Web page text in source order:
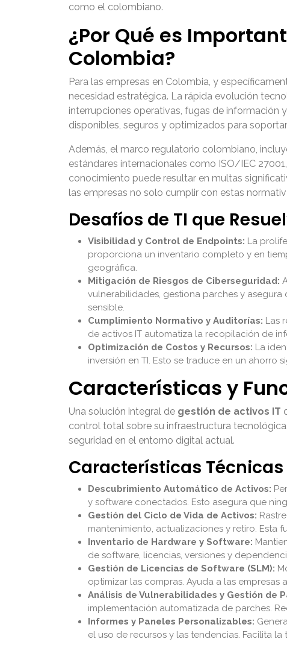
como el colombiano.
¿Por Qué es
Colombia?
Para las empresas en Colombia, y
necesidad estratégica. La rápida evolución
interrupciones operativas, fugas de información
disponibles, seguros y optimizados para
Además, el marco regulatorio colombiano,
estándares internacionales como ISO/IEC
conocimiento puede resultar en multas
las empresas no solo cumplir con estas
Desafíos de TI que
Visibilidad y Control de Endpoints: La
proporciona un inventario completo y en
geográfica.
Mitigación de Riesgos de Ciberseguridad:
vulnerabilidades, gestiona parches y
sensible.
Cumplimiento Normativo y Auditorías: Las
de activos IT automatiza la recopilación de
Optimización de Costos y Recursos: La
inversión en TI. Esto se traduce en un ahorro
Características y
Una solución integral de gestión de activos IT
control total sobre su infraestructura
seguridad en el entorno digital actual.
Características
Descubrimiento Automático de Activos:
y software conectados. Esto asegura que
Gestión del Ciclo de Vida de Activos:
mantenimiento, actualizaciones y retiro. Esta
Inventario de Hardware y Software:
de software, licencias, versiones y
Gestión de Licencias de Software (SLM):
optimizar las compras. Ayuda a las
Análisis de Vulnerabilidades y Gestión de
implementación automatizada de parches.
Informes y Paneles Personalizables:
el uso de recursos y las tendencias. Facilita